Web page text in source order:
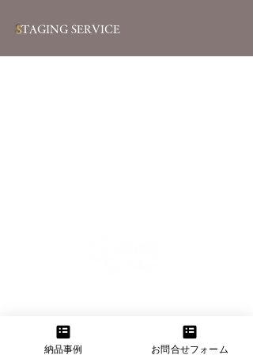
STAGING SERVICE
TEL：06-6160-3555 FAX：06-6160-3556
納品事例 お問合せフォーム